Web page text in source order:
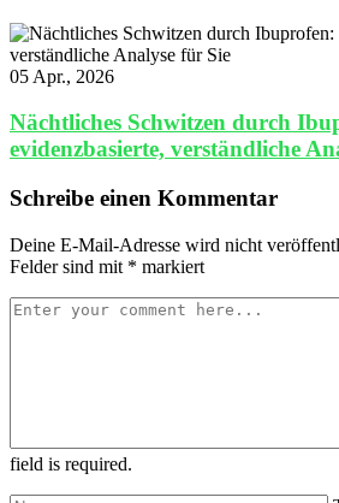
05 Apr., 2026
Nächtliches Schwitzen durch
evidenzbasierte, verständliche
Schreibe einen Kommentar
Deine E-Mail-Adresse wird nicht
Felder sind mit * markiert
field is required.